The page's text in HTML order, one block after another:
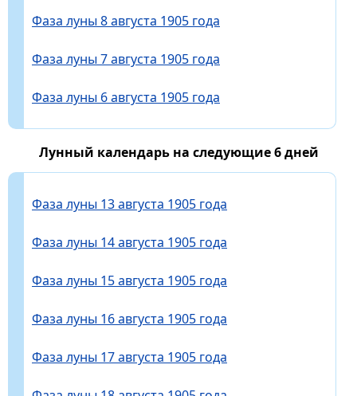
Фаза луны 8 августа 1905 года
Фаза луны 7 августа 1905 года
Фаза луны 6 августа 1905 года
Лунный календарь на следующие 6 дней
Фаза луны 13 августа 1905 года
Фаза луны 14 августа 1905 года
Фаза луны 15 августа 1905 года
Фаза луны 16 августа 1905 года
Фаза луны 17 августа 1905 года